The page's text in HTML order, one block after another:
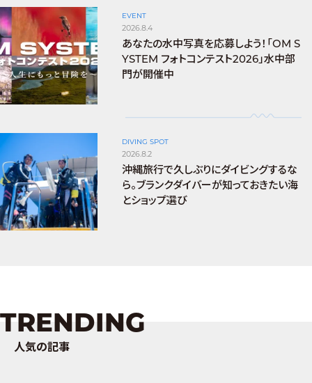
EVENT
2026.8.4
あなたの水中写真を応募しよう！「OM S
YSTEM フォトコンテスト2026」水中部
門が開催中
DIVING SPOT
2026.8.2
沖縄旅行で久しぶりにダイビングするな
ら。ブランクダイバーが知っておきたい海
とショップ選び
TRENDING
人気の記事